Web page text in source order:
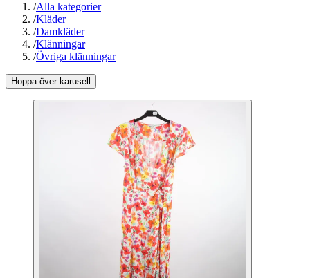
/Alla kategorier
/Kläder
/Damkläder
/Klänningar
/Övriga klänningar
Hoppa över karusell